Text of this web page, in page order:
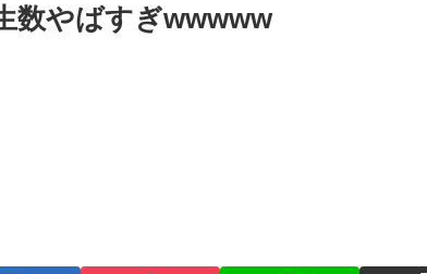
数やばすぎwwwww